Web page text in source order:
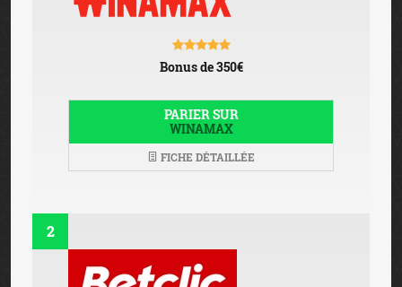
Bonus de 350€
PARIER SUR
WINAMAX
FICHE DÉTAILLÉE
2